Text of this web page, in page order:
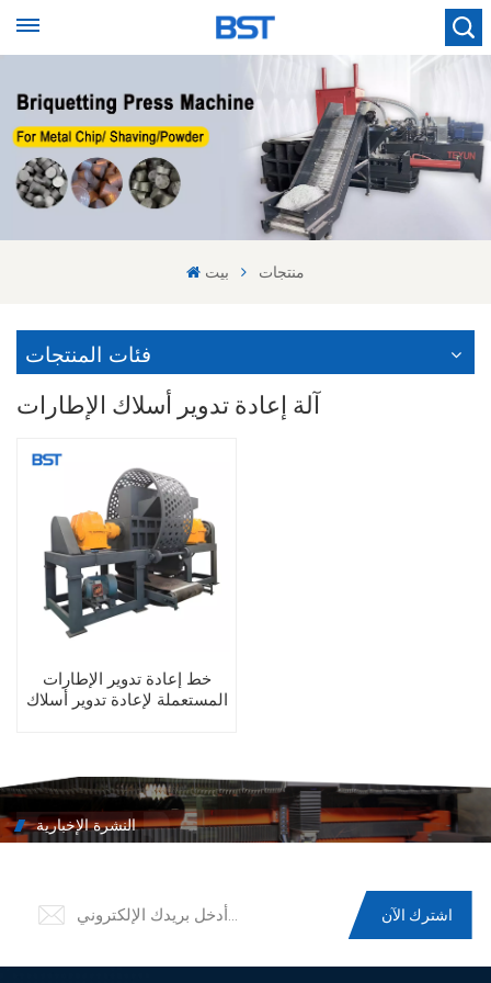
بيت منتجات
فئات المنتجات
آلة إعادة تدوير أسلاك الإطارات
خط إعادة تدوير الإطارات
المستعملة لإعادة تدوير أسلاك
النشرة الإخبارية